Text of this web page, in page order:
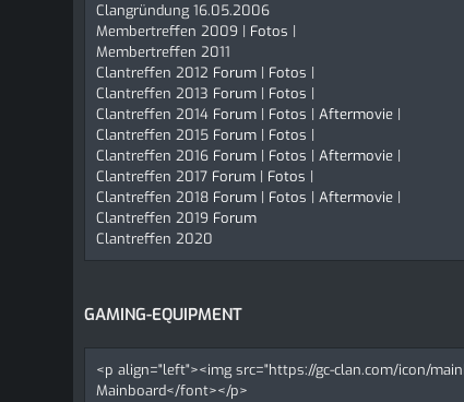
Clangründung 16.05.2006
Membertreffen 2009 | Fotos |
Membertreffen 2011
Clantreffen 2012 Forum | Fotos |
Clantreffen 2013 Forum | Fotos |
Clantreffen 2014 Forum | Fotos |Aftermovie |
Clantreffen 2015 Forum | Fotos |
Clantreffen 2016 Forum | Fotos |Aftermovie |
Clantreffen 2017 Forum | Fotos |
Clantreffen 2018 Forum | Fotos |Aftermovie |
Clantreffen 2019 Forum
Clantreffen 2020
GAMING-EQUIPMENT
<p align="left"><img src="https://gc-clan.com/icon/
Mainboard</font></p>